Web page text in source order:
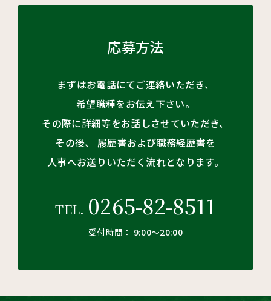
応募方法
まずはお電話にてご連絡いただき、
希望職種をお伝え下さい。
その際に詳細等をお話しさせていただき、
その後、
履歴書および職務経歴書を
人事へお送りいただく流れとなります。
TEL. 0265-82-8511
受付時間： 9:00〜20:00